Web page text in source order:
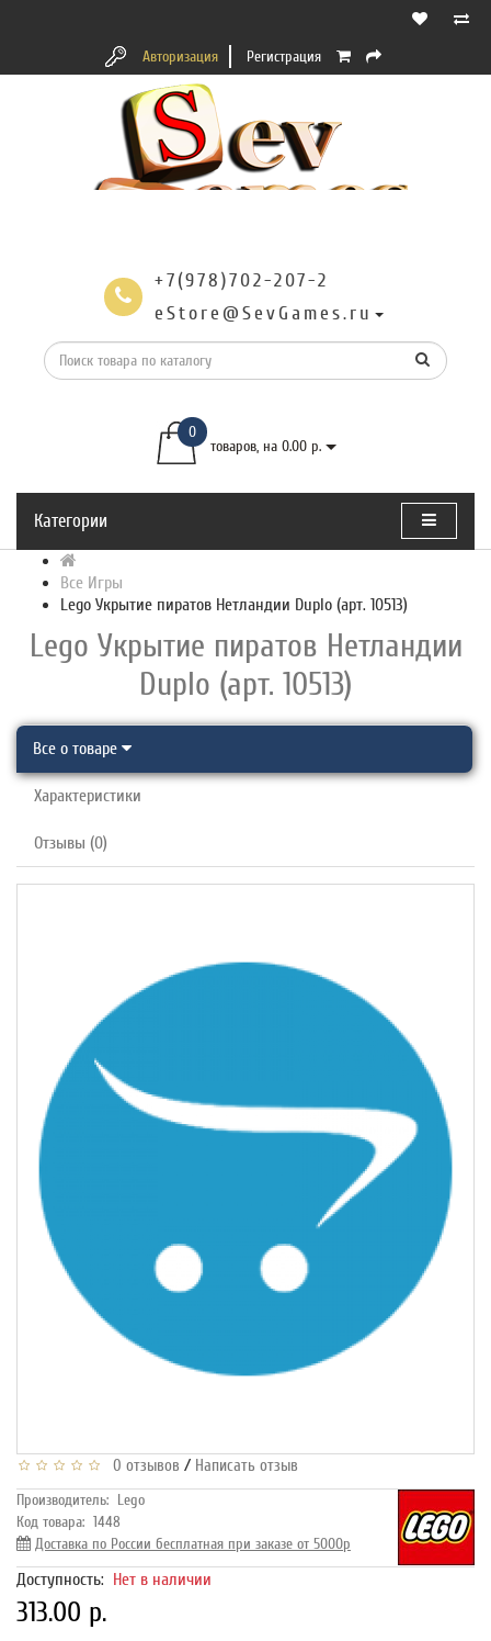
Авторизация Регистрация
+7(978)702-207-2
eStore@SevGames.ru
0
товаров, на 0.00 р.
Категории
Все Игры
Lego Укрытие пиратов Нетландии Duplo (арт. 10513)
Lego Укрытие пиратов Нетландии
Duplo (арт. 10513)
Все о товаре
Характеристики
Отзывы (0)
0 отзывов / Написать отзыв
Производитель: Lego
Код товара: 1448
Доставка по России бесплатная при заказе от 5000р
Доступность: Нет в наличии
313.00 р.